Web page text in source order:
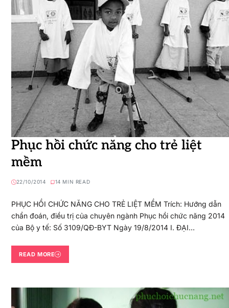
Phục hồi chức năng cho trẻ liệt
mềm
22/10/2014 14 MIN READ
PHỤC HỒI CHỨC NĂNG CHO TRẺ LIỆT MỀM Trích: Hướng dẫn
chẩn đoán, điều trị của chuyên ngành Phục hồi chức năng 2014
của Bộ y tế: Số 3109/QĐ-BYT Ngày 19/8/2014 I. ĐẠI…
READ MORE